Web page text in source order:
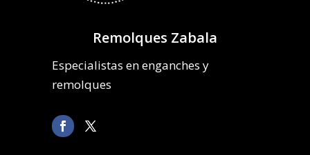
Remolques Zabala
Especialistas en enganches y
remolques